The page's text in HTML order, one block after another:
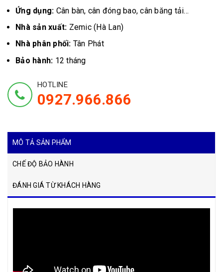
Ứng dụng: Cân bàn, cân đóng bao, cân băng tải...
Nhà sản xuất: Zemic (Hà Lan)
Nhà phân phối: Tân Phát
Bảo hành: 12 tháng
HOTLINE
0927.966.866
MÔ TẢ SẢN PHẨM
CHẾ ĐỘ BẢO HÀNH
ĐÁNH GIÁ TỪ KHÁCH HÀNG